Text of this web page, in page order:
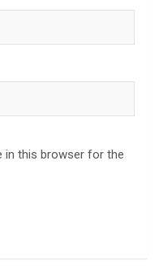
in this browser for the